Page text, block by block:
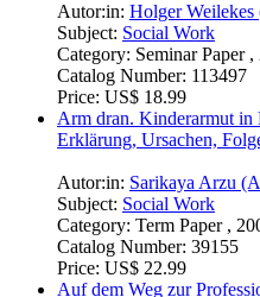
Autor:in: Holger
Subject: Social Work
Category: Seminar Paper
Catalog Number: 113497
Price: US$ 18.99
Arm dran. Kinderarmut in
Erklärung, Ursachen,
Autor:in: Sarikaya Arzu
Subject: Social Work
Category: Term Paper ,
Catalog Number: 39155
Price: US$ 22.99
Auf dem Weg zur